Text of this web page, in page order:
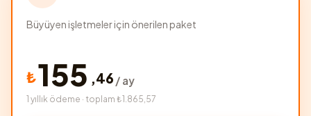
Büyüyen işletmeler için önerilen paket
₺155 ,46 / ay
1 yıllık ödeme · toplam ₺1.865,57